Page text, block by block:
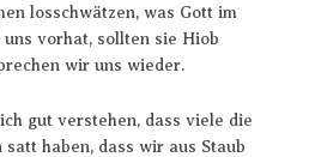
losschwätzen, was Gott im
uns vorhat, sollten sie Hiob
wir uns wieder.
gut verstehen, dass viele die
haben, dass wir aus Staub